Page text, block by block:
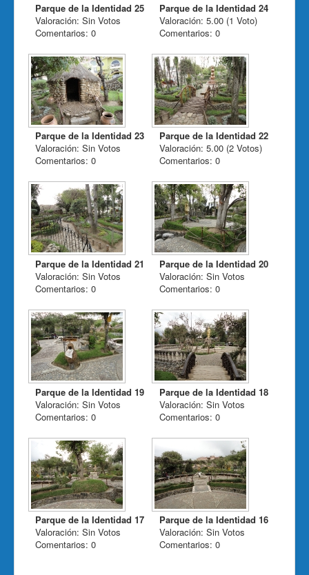
Parque de la Identidad 25
Valoración: Sin Votos
Comentarios: 0
Parque de la Identidad 24
Valoración: 5.00 (1 Voto)
Comentarios: 0
Parque de la Identidad 23
Valoración: Sin Votos
Comentarios: 0
Parque de la Identidad 22
Valoración: 5.00 (2 Votos)
Comentarios: 0
Parque de la Identidad 21
Valoración: Sin Votos
Comentarios: 0
Parque de la Identidad 20
Valoración: Sin Votos
Comentarios: 0
Parque de la Identidad 19
Valoración: Sin Votos
Comentarios: 0
Parque de la Identidad 18
Valoración: Sin Votos
Comentarios: 0
Parque de la Identidad 17
Valoración: Sin Votos
Comentarios: 0
Parque de la Identidad 16
Valoración: Sin Votos
Comentarios: 0